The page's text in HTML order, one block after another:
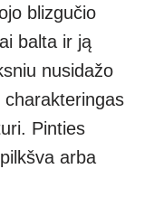
blizgučio
balta ir ją
nusidažo
Pinties
arba